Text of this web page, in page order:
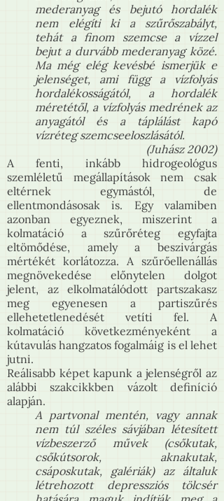
mederanyag és bejutó hordalék
nem elégíti ki a szűrőszabályt,
tehát a finom szemcse a vízzel
bejut a durvább mederanyag közé.
Ma még elég kevésbé ismerjük e
jelenséget, ami függ a vízfolyás
hordalékosságától, a hordalék
méretétől, a vízfolyás medrének az
anyagától és a táplálást kapó
vízréteg szemcseeloszlásától.
(Juhász 2002)
A fenti, inkább hidrogeológus
szemléletű megállapítások nem csak
eltérnek egymástól, de
ellentmondásosak is. Egy valamiben
azonban egyeznek, miszerint a
kolmatáció a szűrőréteg egyfajta
eltömődése, amely a beszivárgás
mértékét korlátozza. A szűrőellenállás
megnövekedése előnytelen dolgot
jelent, az elkolmatálódott partszakasz
meg egyenesen a partiszűrés
ellehetetlenedését vetíti fel. A
kolmatáció következményeként a
kútavulás hangzatos fogalmáig is el lehet
jutni.
Reálisabb képet kapunk a jelenségről az
alábbi szakcikkben vázolt definíció
alapján.
A partvonal mentén, vagy annak
nem túl széles sávjában létesített
vízbeszerző művek (csőkutak,
csőkútsorok, aknakutak,
csáposkutak, galériák) az általuk
létrehozott depressziós tölcsér